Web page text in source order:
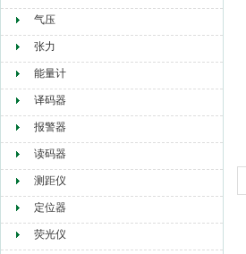
气压
张力
能量计
译码器
报警器
读码器
测距仪
定位器
荧光仪